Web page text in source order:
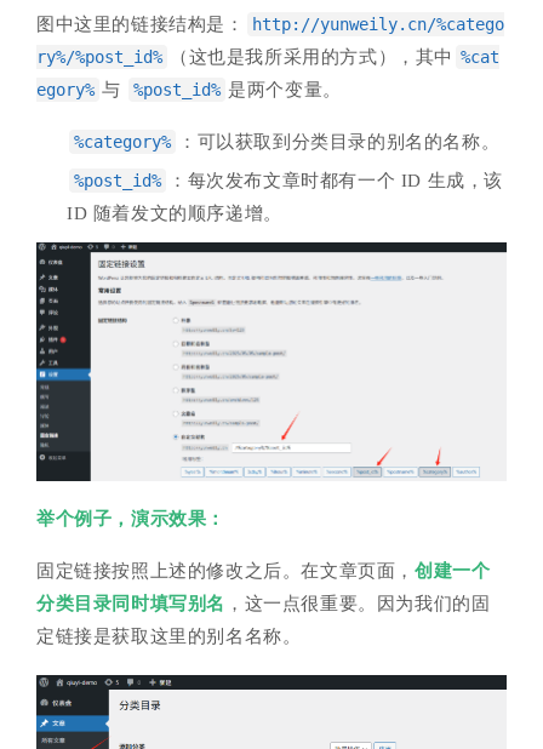
图中这里的链接结构是：
http://yunweily.cn/%catego
ry%/%post_id%
（这也是我所采用的方式），其中 %cat
egory% 与 %post_id% 是两个变量。
%category%
：可以获取到分类目录的别名的名称。
%post_id%
：每次发布文章时都有一个 ID 生成，该
ID 随着发文的顺序递增。
举个例子，演示效果：
固定链接按照上述的修改之后。在文章页面， 创建一个
分类目录同时填写别名 ，这一点很重要。因为我们的固
定链接是获取这里的别名名称。